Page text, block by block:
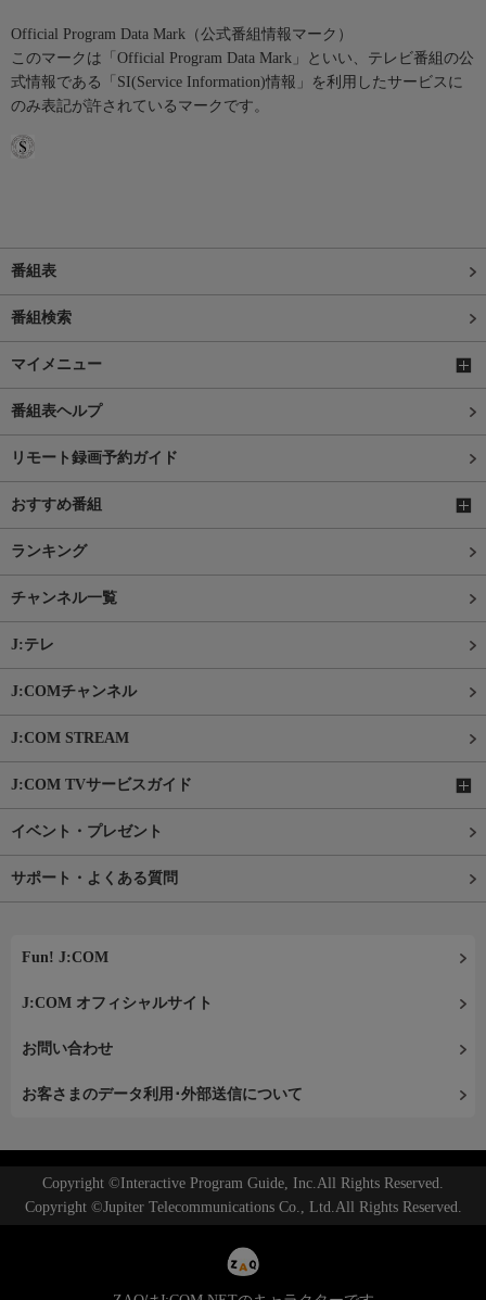
Official Program Data Mark（公式番組情報マーク）
このマークは「Official Program Data Mark」といい、テレビ番組の公
式情報である「SI(Service Information)情報」を利用したサービスに
のみ表記が許されているマークです。
番組表
番組検索
マイメニュー
番組表ヘルプ
リモート録画予約ガイド
おすすめ番組
ランキング
チャンネル一覧
J:テレ
J:COMチャンネル
J:COM STREAM
J:COM TVサービスガイド
イベント・プレゼント
サポート・よくある質問
Fun! J:COM
J:COM オフィシャルサイト
お問い合わせ
お客さまのデータ利用･外部送信について
Copyright ©Interactive Program Guide, Inc.All Rights Reserved.
Copyright ©Jupiter Telecommunications Co., Ltd.All Rights Reserved.